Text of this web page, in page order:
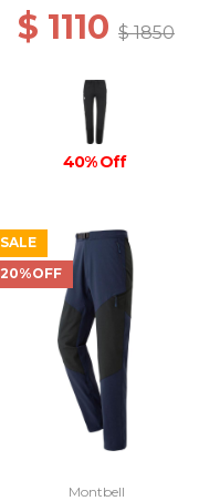
$ 1110 $ 1850
40% Off
SALE
20%OFF
Montbell